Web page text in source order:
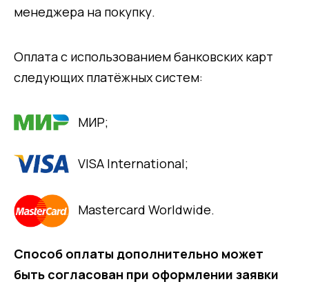
менеджера на покупку.
Оплата с использованием банковских карт
следующих платёжных систем:
МИР;
VISA International;
Mastercard Worldwide.
Способ оплаты дополнительно может
быть согласован при оформлении заявки